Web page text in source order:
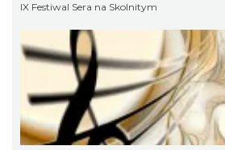
IX Festiwal Sera na Skolnitym